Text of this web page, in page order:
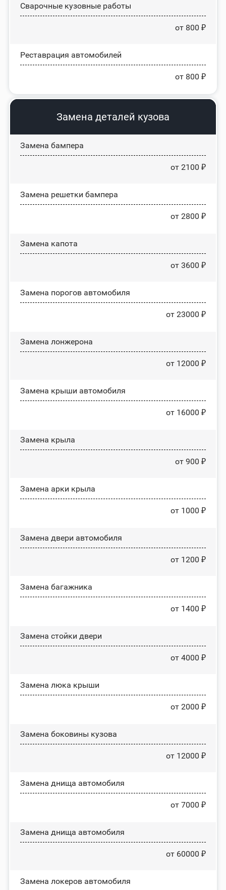
Сварочные кузовные работы
от 800 ₽
Реставрация автомобилей
от 800 ₽
Замена деталей кузова
Замена бампера
от 2100 ₽
Замена решетки бампера
от 2800 ₽
Замена капота
от 3600 ₽
Замена порогов автомобиля
от 23000 ₽
Замена лонжерона
от 12000 ₽
Замена крыши автомобиля
от 16000 ₽
Замена крыла
от 900 ₽
Замена арки крыла
от 1000 ₽
Замена двери автомобиля
от 1200 ₽
Замена багажника
от 1400 ₽
Зaмeнa cтoйĸи двepи
от 4000 ₽
Зaмeнa люĸa ĸpыши
от 2000 ₽
Замена боковины кузова
от 12000 ₽
Замена днища автомобиля
от 7000 ₽
Замена днища автомобиля
от 60000 ₽
Замена лoĸepoв автомобиля